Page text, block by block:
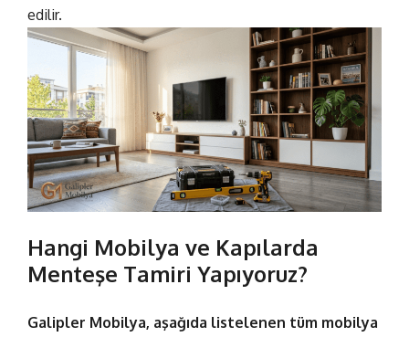
edilir.
Hangi Mobilya ve Kapılarda
Menteşe Tamiri Yapıyoruz?
Galipler Mobilya, aşağıda listelenen tüm mobilya